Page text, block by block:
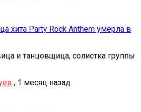
хита Party Rock Anthem умерла в
и танцовщица, солистка группы
, 1 месяц назад